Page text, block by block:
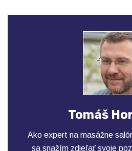
Tomáš
Ako expert na masážne
sa snažím zdieľať svoje